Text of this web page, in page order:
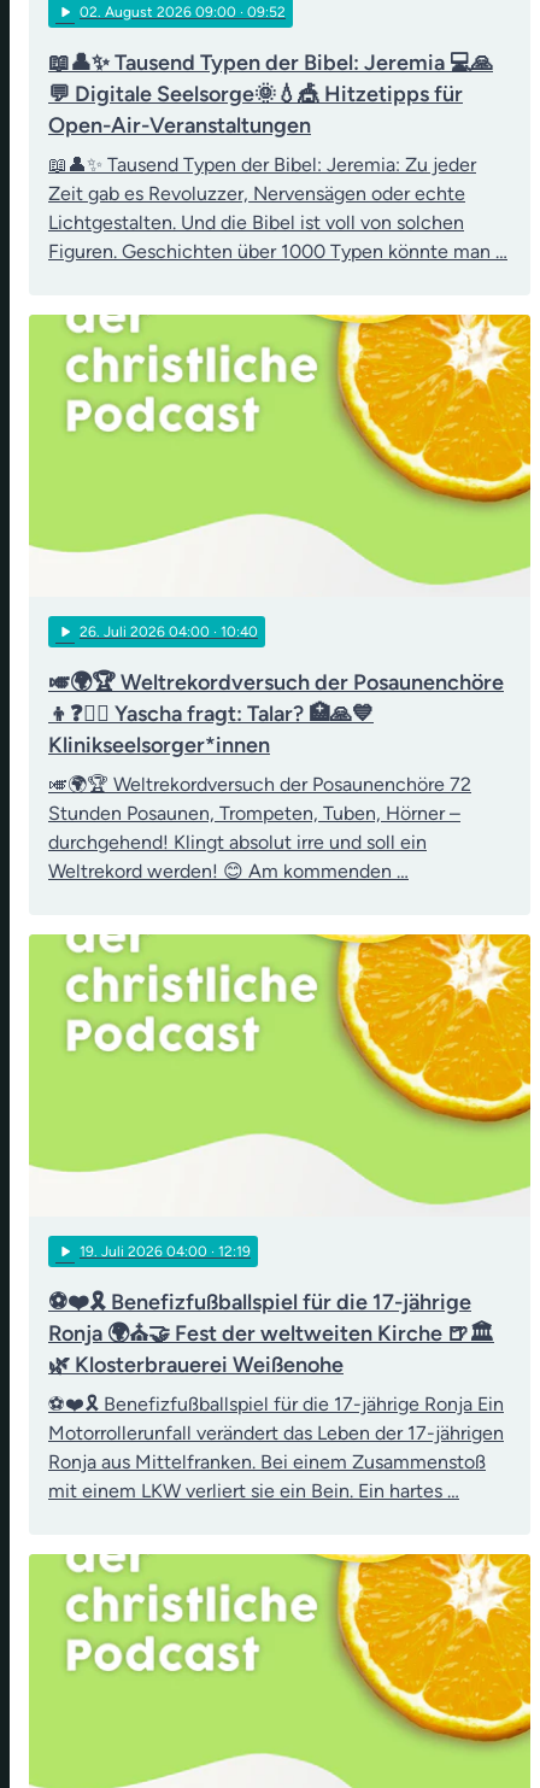
play_arrow 02. August 2026 09:00 · 09:52
📖👤✨ Tausend Typen der Bibel: Jeremia 💻🙏
💬 Digitale Seelsorge🌞💧🎪 Hitzetipps für
Open-Air-Veranstaltungen
📖👤✨ Tausend Typen der Bibel: Jeremia: Zu jeder
Zeit gab es Revoluzzer, Nervensägen oder echte
Lichtgestalten. Und die Bibel ist voll von solchen
Figuren. Geschichten über 1000 Typen könnte man …
play_arrow 26. Juli 2026 04:00 · 10:40
🎺🌍🏆 Weltrekordversuch der Posaunenchöre
👦❓👨‍⚖️ Yascha fragt: Talar? 🏥🙏💙
Klinikseelsorger*innen
🎺🌍🏆 Weltrekordversuch der Posaunenchöre 72
Stunden Posaunen, Trompeten, Tuben, Hörner –
durchgehend! Klingt absolut irre und soll ein
Weltrekord werden! 😊 Am kommenden …
play_arrow 19. Juli 2026 04:00 · 12:19
⚽❤️🎗️ Benefizfußballspiel für die 17-jährige
Ronja 🌍⛪🤝 Fest der weltweiten Kirche 🍺🏛️
🌿 Klosterbrauerei Weißenohe
⚽❤️🎗️ Benefizfußballspiel für die 17-jährige Ronja Ein
Motorrollerunfall verändert das Leben der 17-jährigen
Ronja aus Mittelfranken. Bei einem Zusammenstoß
mit einem LKW verliert sie ein Bein. Ein hartes …